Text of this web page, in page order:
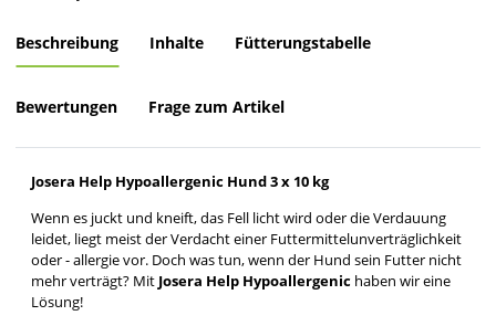
Beschreibung Inhalte Fütterungstabelle
Bewertungen Frage zum Artikel
Josera Help Hypoallergenic Hund 3 x 10 kg
Wenn es juckt und kneift, das Fell licht wird oder die Verdauung
leidet, liegt meist der Verdacht einer Futtermittelunverträglichkeit
oder - allergie vor. Doch was tun, wenn der Hund sein Futter nicht
mehr verträgt? Mit Josera Help Hypoallergenic haben wir eine
Lösung!